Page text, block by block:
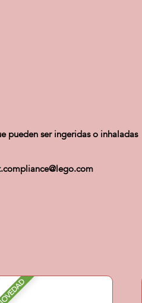
pueden ser ingeridas o inhaladas